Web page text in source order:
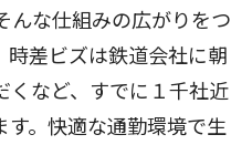
んな仕組みの広がりをつ
時差ビズは鉄道会社に朝
くなど、すでに１千社近
す。快適な通勤環境で生